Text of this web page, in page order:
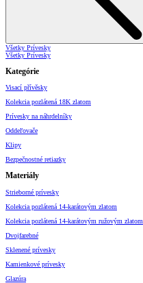
Všetky Prívesky
Všetky Prívesky
Kategórie
Visací přívěsky
Kolekcia pozlátená 18K zlatom
Prívesky na náhrdelníky
Oddeľovače
Klipy
Bezpečnostné retiazky
Materiály
Strieborné prívesky
Kolekcia pozlátená 14-karátovým zlatom
Kolekcia pozlátená 14-karátovým ružovým zlatom
Dvojfarebné
Sklenené prívesky
Kamienkové prívesky
Glazúra